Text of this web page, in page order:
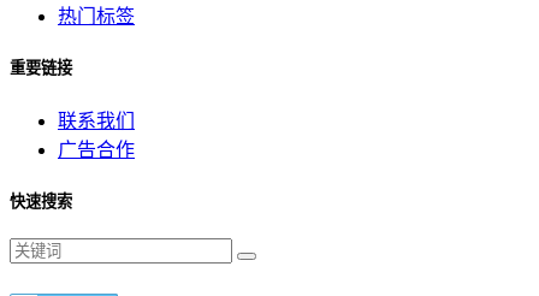
热门标签
重要链接
联系我们
广告合作
快速搜索